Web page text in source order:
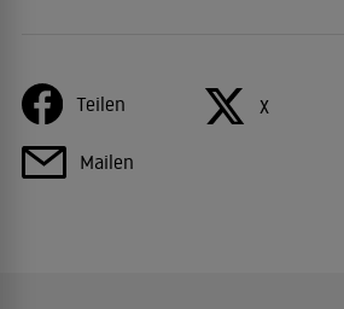
Teilen X
Mailen